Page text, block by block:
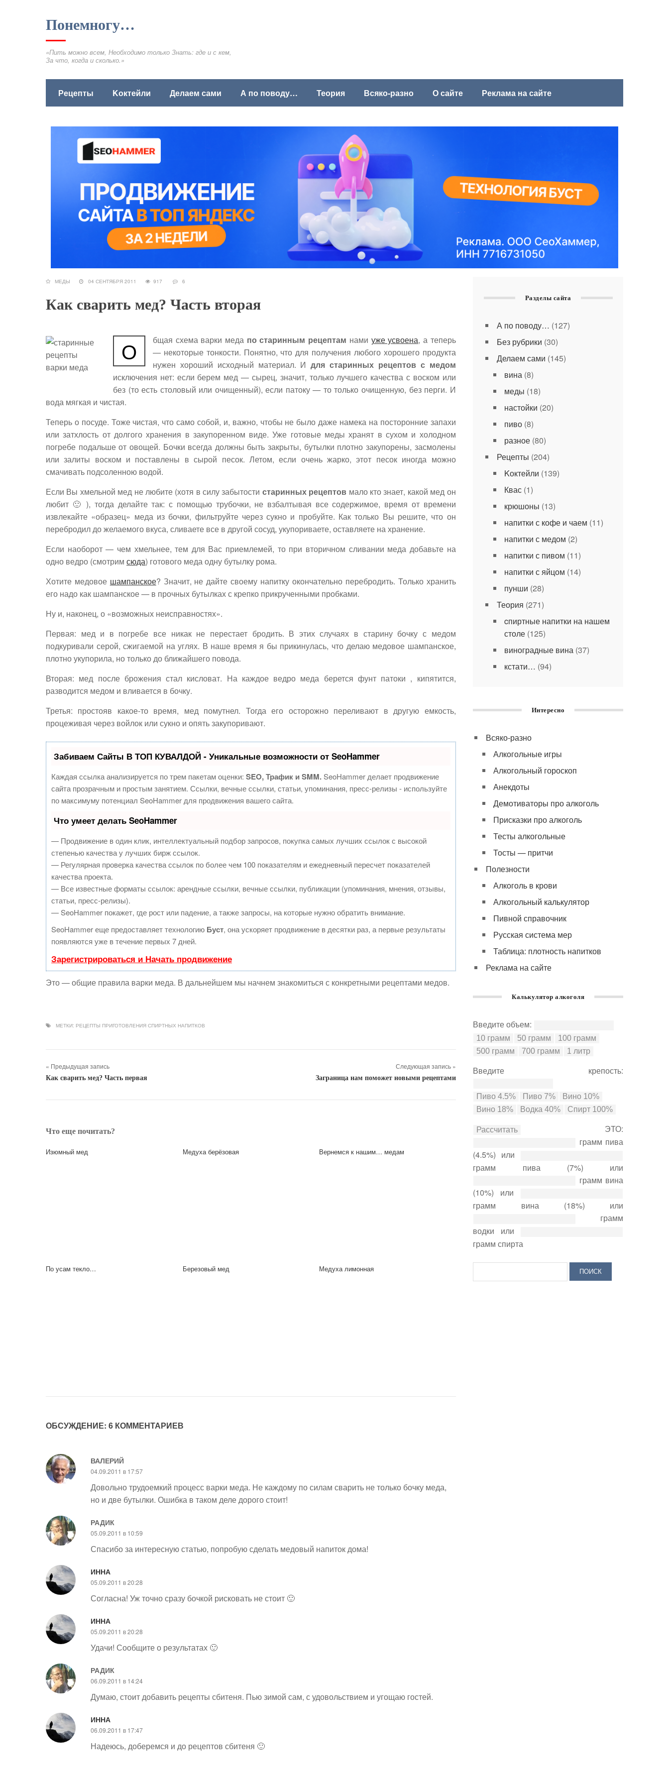
Понемногу…
«Пить можно всем, Необходимо только Знать: где и с кем,
За что, когда и сколько.»
Рецепты Kоктейли Делаем сами А по поводу… Теория Всяко-разно О сайте Реклама на сайте
МЕДЫ 04 СЕНТЯБРЯ 2011 917 6
Как сварить мед? Часть вторая
О бщая схема варки меда по старинным рецептам нами уже усвоена, а теперь
— некоторые тонкости. Понятно, что для получения любого хорошего продукта
нужен хороший исходный материал. Идля старинных рецептов с медом
исключения нет: если берем мед — сырец, значит, только лучшего качества с воском или
без (то есть столовый или очищенный), если патоку — то только очищенную, без перги. И
вода мягкая и чистая.
Теперь о посуде. Тоже чистая, что само собой, и, важно, чтобы не было даже намека на посторонние запахи
или затхлость от долгого хранения в закупоренном виде. Уже готовые меды хранят в сухом и холодном
погребе подальше от овощей. Бочки всегда должны быть закрыты, бутылки плотно закупорены, засмолены
или залиты воском и поставлены в сырой песок. Летом, если очень жарко, этот песок иногда можно
смачивать подсоленною водой.
Если Вы хмельной мед не любите (хотя в силу забытости старинных рецептов мало кто знает, какой мед он
любит 🙂 ), тогда делайте так: с помощью трубочки, не взбалтывая все содержимое, время от времени
извлекайте «образец» меда из бочки, фильтруйте через сукно и пробуйте. Как только Вы решите, что он
перебродил до желаемого вкуса, сливаете все в другой сосуд, укупориваете, оставляете на хранение.
Если наоборот — чем хмельнее, тем для Вас приемлемей, то при вторичном сливании меда добавьте на
одно ведро (смотрим сюда) готового меда одну бутылку рома.
Хотите медовое шампанское? Значит, не дайте своему напитку окончательно перебродить. Только хранить
его надо как шампанское — в прочных бутылках с крепко прикрученными пробками.
Ну и, наконец, о «возможных неисправностях».
Первая: мед и в погребе все никак не перестает бродить. В этих случаях в старину бочку с медом
подкуривали серой, сжигаемой на углях. В наше время я бы прикинулась, что делаю медовое шампанское,
плотно укупорила, но только до ближайшего повода.
Вторая: мед после брожения стал кисловат. На каждое ведро меда берется фунт патоки , кипятится,
разводится медом и вливается в бочку.
Третья: простояв какое-то время, мед помутнел. Тогда его осторожно переливают в другую емкость,
процеживая через войлок или сукно и опять закупоривают.
Забиваем Сайты В ТОП КУВАЛДОЙ - Уникальные возможности от SeoHammer
Каждая ссылка анализируется по трем пакетам оценки: SEO, Трафик и SMM.SeoHammer делает продвижение
сайта прозрачным и простым занятием. Ссылки, вечные ссылки, статьи, упоминания, пресс-релизы - используйте
по максимуму потенциал SeoHammer для продвижения вашего сайта.
Что умеет делать SeoHammer
— Продвижение в один клик, интеллектуальный подбор запросов, покупка самых лучших ссылок с высокой
степенью качества у лучших бирж ссылок.
— Регулярная проверка качества ссылок по более чем 100 показателям и ежедневный пересчет показателей
качества проекта.
— Все известные форматы ссылок: арендные ссылки, вечные ссылки, публикации (упоминания, мнения, отзывы,
статьи, пресс-релизы).
— SeoHammer покажет, где рост или падение, а также запросы, на которые нужно обратить внимание.
SeoHammer еще предоставляет технологию Буст, она ускоряет продвижение в десятки раз, а первые результаты
появляются уже в течение первых 7 дней.
Зарегистрироваться и Начать продвижение
Это — общие правила варки меда. В дальнейшем мы начнем знакомиться с конкретными рецептами медов.
МЕТКИ: РЕЦЕПТЫ ПРИГОТОВЛЕНИЯ СПИРТНЫХ НАПИТКОВ
« Предыдущая запись
Как сварить мед? Часть первая
Следующая запись »
Заграница нам поможет новыми рецептами
Что еще почитать?
Изюмный мед Медуха берёзовая Вернемся к нашим… медам
По усам текло… Березовый мед Медуха лимонная
ОБСУЖДЕНИЕ: 6 КОММЕНТАРИЕВ
ВАЛЕРИЙ
04.09.2011 в 17:57
Довольно трудоемкий процесс варки меда. Не каждому по силам сварить не только бочку меда,
но и две бутылки. Ошибка в таком деле дорого стоит!
РАДИК
05.09.2011 в 10:59
Спасибо за интересную статью, попробую сделать медовый напиток дома!
ИННА
05.09.2011 в 20:28
Согласна! Уж точно сразу бочкой рисковать не стоит 🙂
ИННА
05.09.2011 в 20:28
Удачи! Сообщите о результатах 🙂
РАДИК
06.09.2011 в 14:24
Думаю, стоит добавить рецепты сбитеня. Пью зимой сам, с удовольствием и угощаю гостей.
ИННА
06.09.2011 в 17:47
Надеюсь, доберемся и до рецептов сбитеня 🙂
Разделы сайта
А по поводу… (127)
Без рубрики (30)
Делаем сами (145)
вина(8)
меды (18)
настойки (20)
пиво(8)
разное(80)
Рецепты (204)
Kоктейли (139)
Квас(1)
крюшоны (13)
напитки с кофе и чаем (11)
напитки с медом (2)
напитки с пивом (11)
напитки с яйцом (14)
пунши (28)
Теория (271)
cпиртные напитки на нашем
столе(125)
виноградные вина(37)
кстати… (94)
Интересно
Всяко-разно
Алкогольные игры
Алкогольный гороскоп
Анекдоты
Демотиваторы про алкоголь
Присказки про алкоголь
Тесты алкогольные
Тосты — притчи
Полезности
Алкоголь в крови
Алкогольный калькулятор
Пивной справочник
Русская система мер
Таблица: плотность напитков
Реклама на сайте
Калькулятор алкоголя
Введите объем:
Введите крепость:
ЭТО:
грамм пива
(4.5%) или
грамм пива (7%) или
грамм вина
(10%) или
грамм вина (18%) или
грамм
водки или
грамм спирта